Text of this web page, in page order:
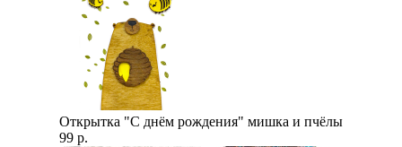
Открытка "С днём рождения" мишка и пчёлы
99 р.